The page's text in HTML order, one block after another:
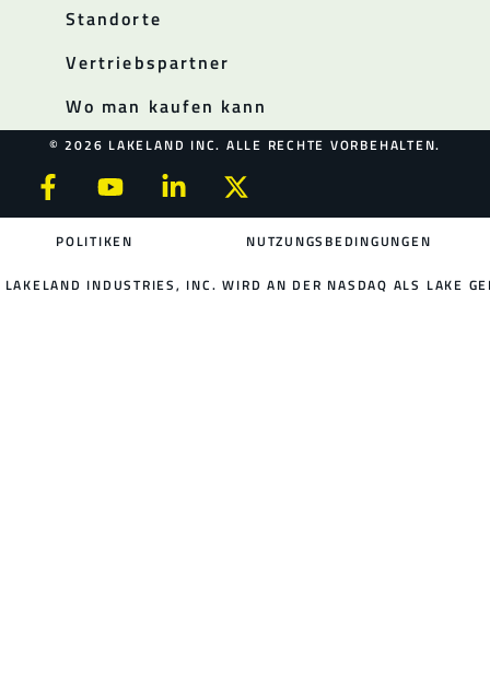
Standorte
Vertriebspartner
Wo man kaufen kann
© 2026 LAKELAND INC. ALLE RECHTE VORBEHALTEN.
POLITIKEN NUTZUNGSBEDINGUNGEN
LAKELAND INDUSTRIES, INC. WIRD AN DER NASDAQ ALS LAKE